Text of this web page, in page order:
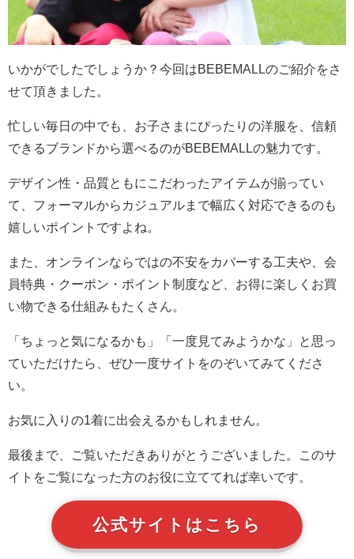
いかがでしたでしょうか？今回はBEBEMALLのご紹介をさ
せて頂きました。
忙しい毎日の中でも、お子さまにぴったりの洋服を、信頼
できるブランドから選べるのがBEBEMALLの魅力です。
デザイン性・品質ともにこだわったアイテムが揃ってい
て、フォーマルからカジュアルまで幅広く対応できるのも
嬉しいポイントですよね。
また、オンラインならではの不安をカバーする工夫や、会
員特典・クーポン・ポイント制度など、お得に楽しくお買
い物できる仕組みもたくさん。
「ちょっと気になるかも」「一度見てみようかな」と思っ
ていただけたら、ぜひ一度サイトをのぞいてみてくださ
い。
お気に入りの1着に出会えるかもしれません。
最後まで、ご覧いただきありがとうございました。このサ
イトをご覧になった方のお役に立ててれば幸いです。
公式サイトはこちら